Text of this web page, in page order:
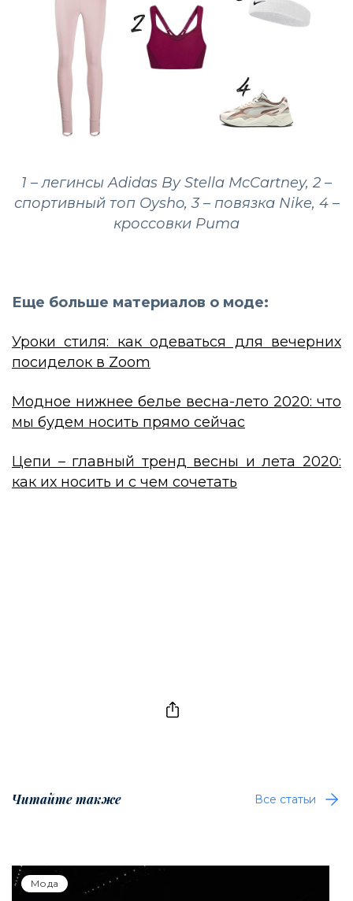
1 – легинсы Adidas By Stella McCartney, 2 –
спортивный топ Oysho, 3 – повязка Nike, 4 –
кроссовки Puma
Еще больше материалов о моде:
Уроки стиля: как одеваться для вечерних
посиделок в Zoom
Модное нижнее белье весна-лето 2020: что
мы будем носить прямо сейчас
Цепи – главный тренд весны и лета 2020:
как их носить и с чем сочетать
Читайте также Все статьи